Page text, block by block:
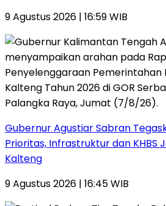
9 Agustus 2026 | 16:59 WIB
Gubernur Agustiar Sabran
Prioritas, Infrastruktur dan KHBS
Kalteng
9 Agustus 2026 | 16:45 WIB